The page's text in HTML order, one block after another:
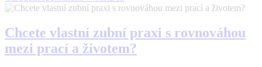
Chcete vlastní zubní praxi s rovnováhou
mezi prací a životem?